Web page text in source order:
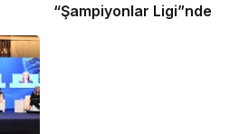
“Şampiyonlar Ligi”nde